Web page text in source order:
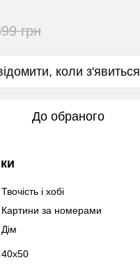
грн
коли з'явиться
До обраного
Твочість і хобі
Картини за номерами
Дім
40х50